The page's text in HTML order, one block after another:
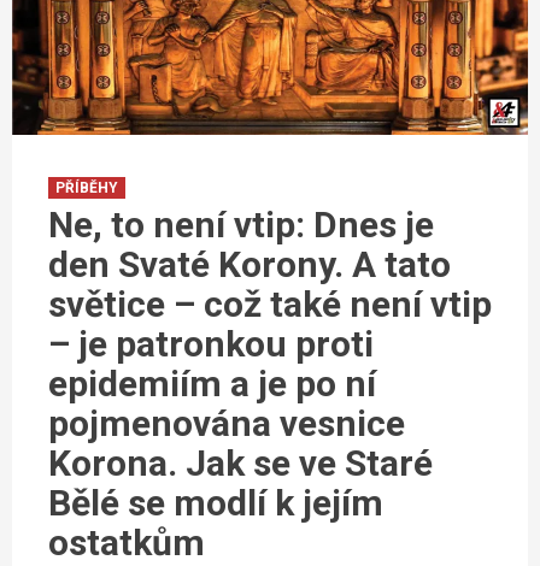
PŘÍBĚHY
Ne, to není vtip: Dnes je
den Svaté Korony. A tato
světice – což také není vtip
– je patronkou proti
epidemiím a je po ní
pojmenována vesnice
Korona. Jak se ve Staré
Bělé se modlí k jejím
ostatkům